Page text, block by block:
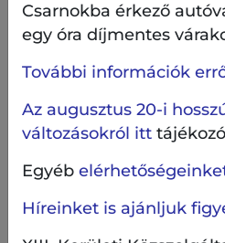
Miklós. Városi sétánkon
állomásait keressük fel,
érintjük Pozsonyi úti
gyönyörű vers született.
meglátogatjuk az
használati tárgyai
A részvétel díjtalan!
Helyszín:XIII. kerület,
Csarnokba érkező
egy óra díjmentes
További információk
Az augusztus 20-i
változásokról itt
Egyéb
Híreinket is ajánljuk